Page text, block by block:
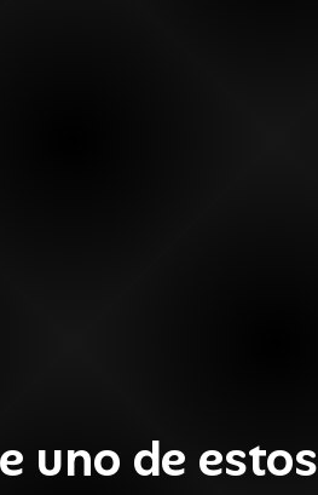
uno de estos